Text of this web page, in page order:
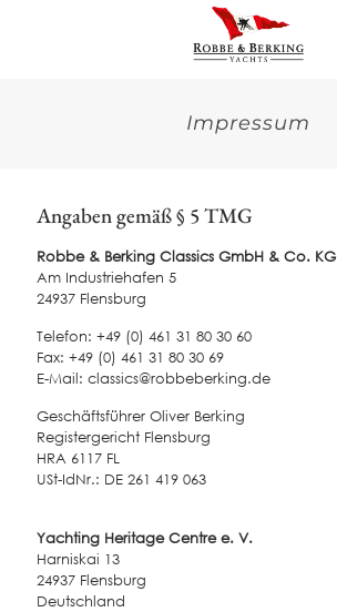
Impressum
Angaben gemäß § 5 TMG
Robbe & Berking Classics GmbH & Co. KG
Am Industriehafen 5
24937 Flensburg
Telefon: +49 (0) 461 31 80 30 60
Fax: +49 (0) 461 31 80 30 69
E-Mail: classics@robbeberking.de
Geschäftsführer Oliver Berking
Registergericht Flensburg
HRA 6117 FL
USt-IdNr.: DE 261 419 063
Yachting Heritage Centre e. V.
Harniskai 13
24937 Flensburg
Deutschland